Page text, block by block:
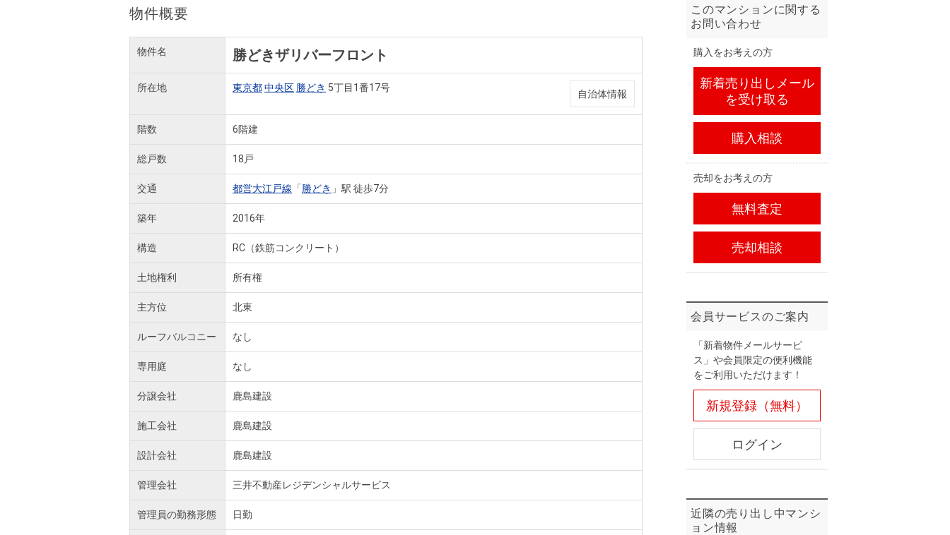
物件概要
物件名 勝どきザリバーフロント
所在地 東京都中央区 勝どき 5丁目1番17号
自治体情報
階数 6階建
総戸数 18戸
交通 都営大江戸線 「 勝どき 」駅 徒歩7分
築年 2016年
構造 RC（鉄筋コンクリート）
土地権利 所有権
主方位 北東
ルーフバルコニー なし
専用庭 なし
分譲会社 鹿島建設
施工会社 鹿島建設
設計会社 鹿島建設
管理会社 三井不動産レジデンシャルサービス
管理員の勤務形態 日勤
このマンションに関する
お問い合わせ
購入をお考えの方
新着売り出しメール
を受け取る
購入相談
売却をお考えの方
無料査定
売却相談
会員サービスのご案内
「新着物件メールサービ
ス」や会員限定の便利機能
をご利用いただけます！
新規登録（無料）
ログイン
近隣の売り出し中マンシ
ョン情報